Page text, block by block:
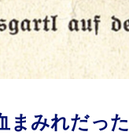
まみれだった